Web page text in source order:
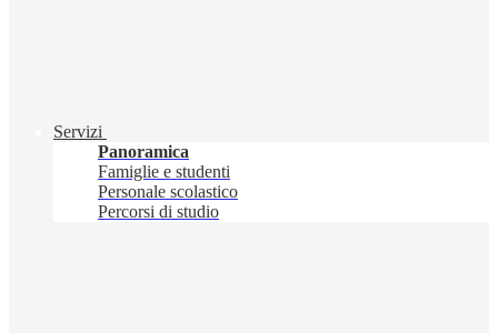
Servizi
Panoramica
Famiglie e studenti
Personale scolastico
Percorsi di studio